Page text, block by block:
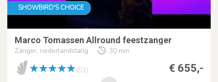
SHOWBIRD'S CHOICE
Marco Tomassen Allround feestzanger
Zanger, nederlandstalig 30 min
€ 655,-
(51)